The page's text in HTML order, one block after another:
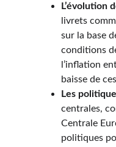
L’évolution
livrets
sur la base
conditions
l’inflation
baisse de
Les
centrales,
Centrale
politiques